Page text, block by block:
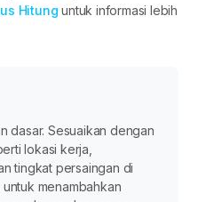
Hitung untuk informasi lebih
dasar. Sesuaikan dengan
lokasi kerja,
tingkat persaingan di
menambahkan